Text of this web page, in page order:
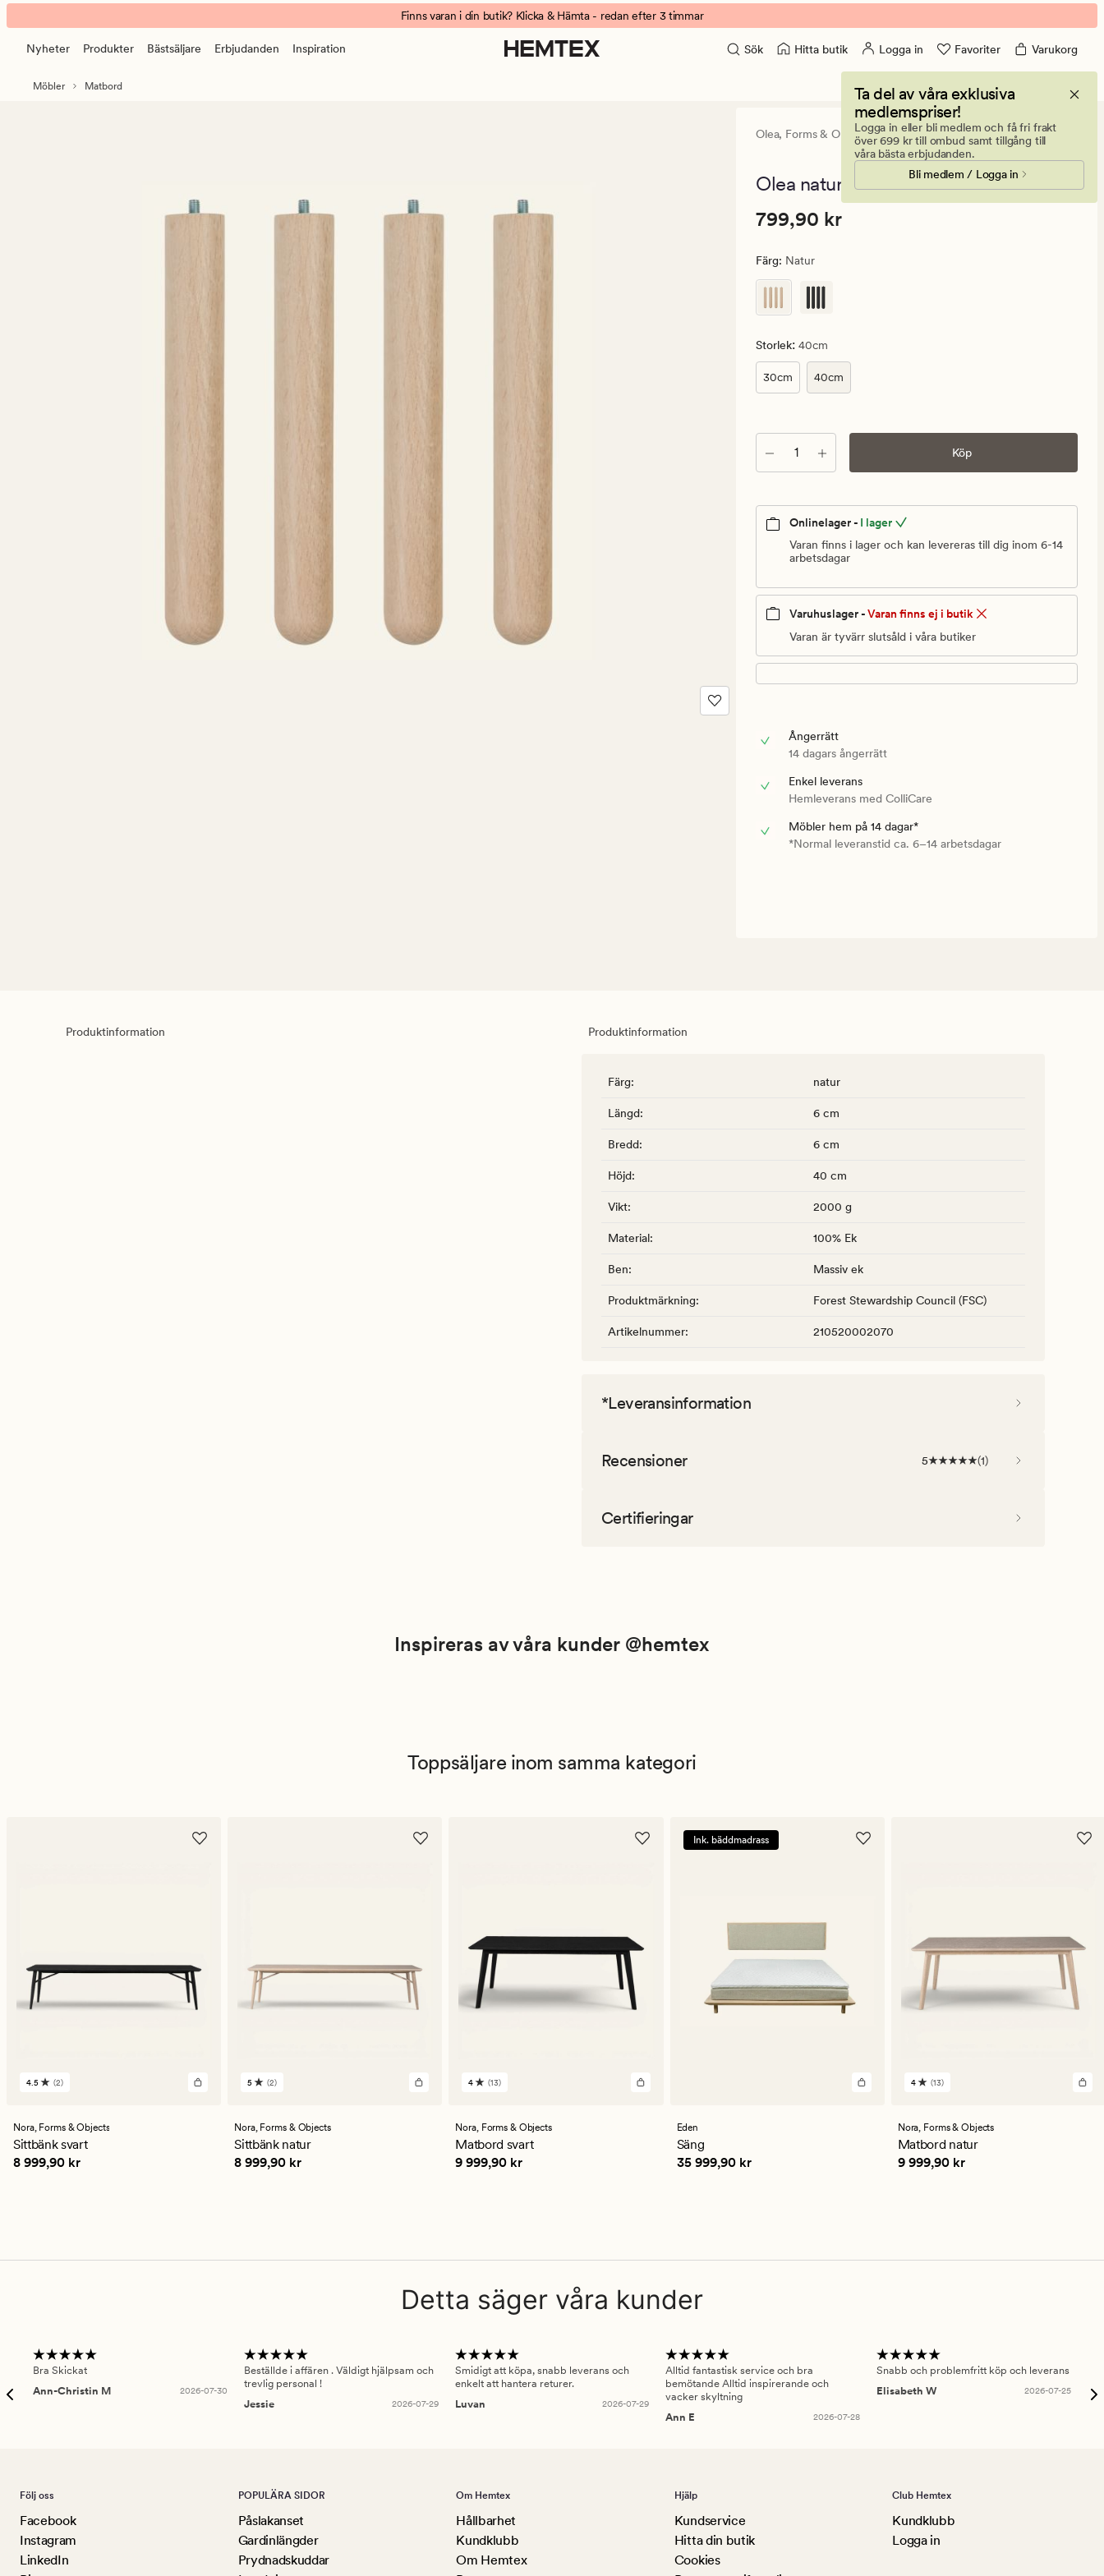
Olea
natur
banner.
Klicka
ESCAPE
Finns varan i din butik? Klicka & Hämta - redan efter 3 timmar
Nyheter Produkter Bästsäljare Erbjudanden Inspiration Sök Hitta butik Logga in Favoriter Varukorg
Ta del av våra exklusiva
medlemspriser!
Logga in eller bli medlem och få fri frakt
över 699 kr till ombud samt tillgång till
våra bästa erbjudanden.
Bli medlem / Logga in
Möbler Matbord
Olea, Forms & Objects
1
med
betyg
5
Olea natur - 40cm
Pris
799,90
kr.
Ordinarie
pris
799,90
Pris 799,90 kr
799,90 kr
Färg: Natur
Storlek: 40cm
30cm 40cm
Antal Köp
Onlinelager - I lager
Varan finns i lager och kan levereras till dig inom 6-14
arbetsdagar
Varuhuslager -Varan finns ej i butik
Varan är tyvärr slutsåld i våra butiker
Ångerrätt
14 dagars ångerrätt
Enkel leverans
Hemleverans med ColliCare
Möbler hem på 14 dagar*
*Normal leveranstid ca. 6–14 arbetsdagar
Produktinformation Produktinformation
Färg: natur
Längd: 6 cm
Bredd: 6 cm
Höjd: 40 cm
Vikt: 2000 g
Material: 100% Ek
Ben: Massiv ek
Produktmärkning: Forest Stewardship Council (FSC)
Artikelnummer: 210520002070
*Leveransinformation
Recensioner 5 (1)
Certifieringar
Inspireras av våra kunder @hemtex
Toppsäljare inom samma kategori
2
ett
genomsnittligt
betyg
på
4.5 (2)
Nora, Forms & Objects
Sittbänk svart
Pris 8 999,90 kr
8 999,90 kr
2
ett
genomsnittligt
betyg
på
5 (2)
Nora, Forms & Objects
Sittbänk natur
Pris 8 999,90 kr
8 999,90 kr
13
ett
genomsnittligt
betyg
på
4 (13)
Nora, Forms & Objects
Matbord svart
Pris 9 999,90 kr
9 999,90 kr
Ink. bäddmadrass
Eden
Säng
Pris 35 999,90 kr
35 999,90 kr
13
ett
genomsnittligt
betyg
på
4 (13)
Nora, Forms & Objects
Matbord natur
Pris 9 999,90 kr
9 999,90 kr
Detta säger våra kunder
Bra Skickat
Ann-Christin M
2026-07-30
Beställde i affären . Väldigt hjälpsam och
trevlig personal !
Jessie
2026-07-29
Smidigt att köpa, snabb leverans och
enkelt att hantera returer.
Luvan
2026-07-29
Alltid fantastisk service och bra
bemötande Alltid inspirerande och
vacker skyltning
Ann E
2026-07-28
Snabb och problemfritt köp och leverans
Elisabeth W
2026-07-25
Följ oss
Facebook
Instagram
LinkedIn
POPULÄRA SIDOR
Påslakanset
Gardinlängder
Prydnadskuddar
Om Hemtex
Hållbarhet
Kundklubb
Om Hemtex
Hjälp
Kundservice
Hitta din butik
Cookies
Club Hemtex
Kundklubb
Logga in